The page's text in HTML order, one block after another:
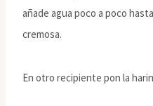
añade agua poco a poco
cremosa.
En otro recipiente pon la